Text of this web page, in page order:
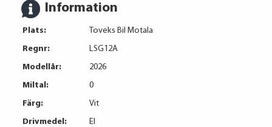
Information
Plats:
Toveks Bil Motala
Regnr:
LSG12A
Modellår:
2026
Miltal:
0
Färg:
Vit
Drivmedel:
El